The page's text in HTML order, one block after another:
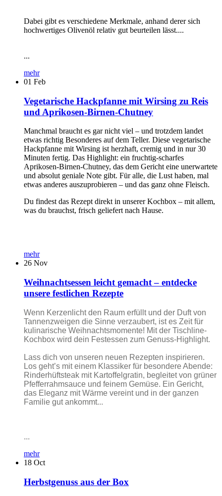
Dabei gibt es verschiedene Merkmale, anhand derer sich
hochwertiges Olivenöl relativ gut beurteilen lässt....
...
mehr
01 Feb
Vegetarische Hackpfanne mit Wirsing zu Reis
und Aprikosen-Birnen-Chutney
Manchmal braucht es gar nicht viel – und trotzdem landet
etwas richtig Besonderes auf dem Teller. Diese vegetarische
Hackpfanne mit Wirsing ist herzhaft, cremig und in nur 30
Minuten fertig. Das Highlight: ein fruchtig-scharfes
Aprikosen-Birnen-Chutney, das dem Gericht eine unerwartete
und absolut geniale Note gibt. Für alle, die Lust haben, mal
etwas anderes auszuprobieren – und das ganz ohne Fleisch.
Du findest das Rezept direkt in unserer Kochbox – mit allem,
was du brauchst, frisch geliefert nach Hause.
mehr
26 Nov
Weihnachtsessen leicht gemacht – entdecke
unsere festlichen Rezepte
Wenn Kerzenlicht den Raum erfüllt und der Duft von
Tannenzweigen die Sinne verzaubert, ist es Zeit für
kulinarische Weihnachtsmomente! Mit der Tischline-
Kochbox wird dein Festessen zum Genuss-Highlight.
Lass dich von unseren neuen Rezepten inspirieren.
Los geht’s mit einem Klassiker für besondere Abende:
Rinderhüftsteak mit Kartoffelgratin, begleitet von grüner
Pfefferrahmsauce und feinem Gemüse. Ein Gericht,
das Eleganz mit Wärme vereint und in der ganzen
Familie gut ankommt...
...
mehr
18 Oct
Herbstgenuss aus der Box